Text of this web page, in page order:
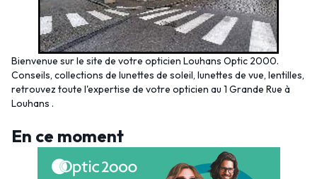
Bienvenue sur le site de votre opticien Louhans Optic 2000.
Conseils, collections de lunettes de soleil, lunettes de vue, lentilles,
retrouvez toute l'expertise de votre opticien au 1 Grande Rue à
Louhans .
En ce moment